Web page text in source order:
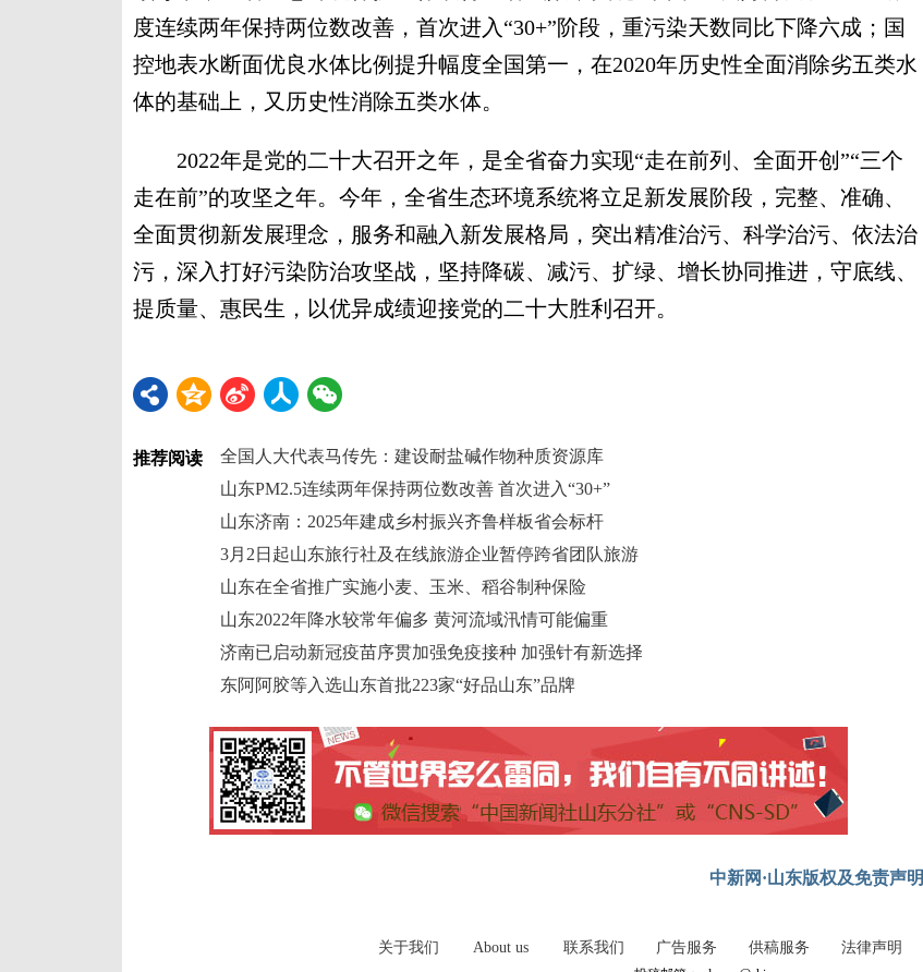
度连续两年保持两位数改善，首次进入“30+”阶段，重污染天数同比下降六成；国
控地表水断面优良水体比例提升幅度全国第一，在2020年历史性全面消除劣五类水
体的基础上，又历史性消除五类水体。
2022年是党的二十大召开之年，是全省奋力实现“走在前列、全面开创”“三个
走在前”的攻坚之年。今年，全省生态环境系统将立足新发展阶段，完整、准确、
全面贯彻新发展理念，服务和融入新发展格局，突出精准治污、科学治污、依法治
污，深入打好污染防治攻坚战，坚持降碳、减污、扩绿、增长协同推进，守底线、
提质量、惠民生，以优异成绩迎接党的二十大胜利召开。
推荐阅读
全国人大代表马传先：建设耐盐碱作物种质资源库
山东PM2.5连续两年保持两位数改善 首次进入“30+”
山东济南：2025年建成乡村振兴齐鲁样板省会标杆
3月2日起山东旅行社及在线旅游企业暂停跨省团队旅游
山东在全省推广实施小麦、玉米、稻谷制种保险
山东2022年降水较常年偏多 黄河流域汛情可能偏重
济南已启动新冠疫苗序贯加强免疫接种 加强针有新选择
东阿阿胶等入选山东首批223家“好品山东”品牌
中新网·山东版权及免责声明
关于我们 About us 联系我们 广告服务 供稿服务 法律声明